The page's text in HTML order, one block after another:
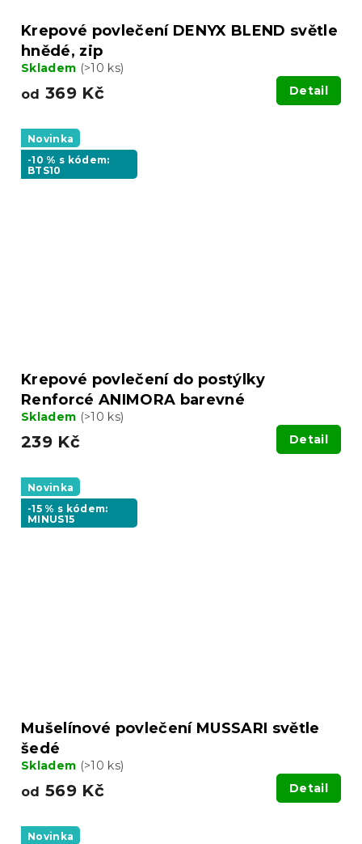
Krepové povlečení DENYX BLEND světle
hnědé, zip
Skladem (>10 ks)
od 369 Kč Detail
Novinka
-10 % s kódem:
BTS10
Krepové povlečení do postýlky
Renforcé ANIMORA barevné
Skladem (>10 ks)
239 Kč Detail
Novinka
-15 % s kódem:
MINUS15
Mušelínové povlečení MUSSARI světle
šedé
Skladem (>10 ks)
od 569 Kč Detail
Novinka